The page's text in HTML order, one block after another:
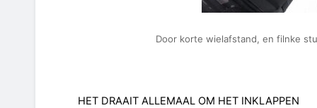
Door korte wielafstand, en filnke
HET DRAAIT ALLEMAAL OM HET INKLAPPEN